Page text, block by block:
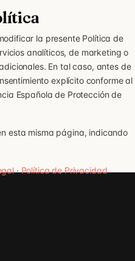
la presente Política de
analíticos, de marketing o
En tal caso, antes de
explícito conforme al
Española de Protección de
esta misma página, indicando
·Política de Privacidad